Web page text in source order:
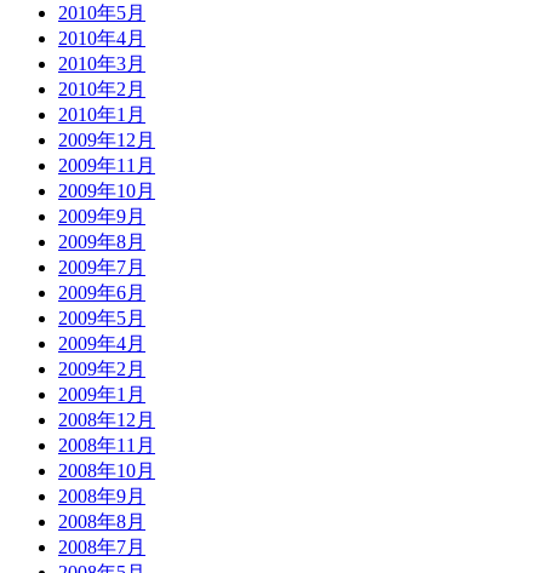
2010年5月
2010年4月
2010年3月
2010年2月
2010年1月
2009年12月
2009年11月
2009年10月
2009年9月
2009年8月
2009年7月
2009年6月
2009年5月
2009年4月
2009年2月
2009年1月
2008年12月
2008年11月
2008年10月
2008年9月
2008年8月
2008年7月